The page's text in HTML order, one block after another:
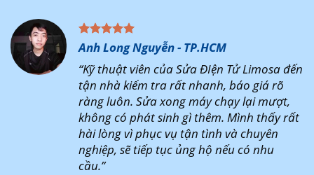
Anh Long Nguyễn - TP.HCM
“Kỹ thuật viên của Sửa ĐIện Tử Limosa đến
tận nhà kiểm tra rất nhanh, báo giá rõ
ràng luôn. Sửa xong máy chạy lại mượt,
không có phát sinh gì thêm. Mình thấy rất
hài lòng vì phục vụ tận tình và chuyên
nghiệp, sẽ tiếp tục ủng hộ nếu có nhu
cầu.”